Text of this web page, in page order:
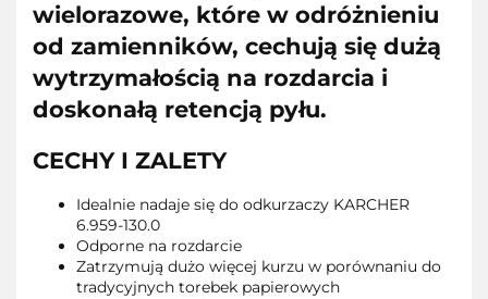
wielorazowe, które w odróżnieniu
od zamienników, cechują się dużą
wytrzymałością na rozdarcia i
doskonałą retencją pyłu.
CECHY I ZALETY
Idealnie nadaje się do odkurzaczy KARCHER
6.959-130.0
Odporne na rozdarcie
Zatrzymują dużo więcej kurzu w porównaniu do
tradycyjnych torebek papierowych